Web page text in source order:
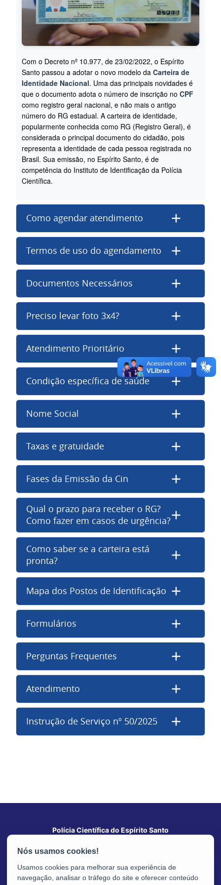
Com o Decreto nº 10.977, de 23/02/2022, o Espírito
Santo passou a adotar o novo modelo da Carteira de
Identidade Nacional. Uma das principais novidades é
que o documento adota o número de inscrição no CPF
como registro geral nacional, e não mais o antigo
número do RG estadual. A carteira de identidade,
popularmente conhecida como RG (Registro Geral), é
considerada o principal documento do cidadão, pois
representa a identidade de cada pessoa registrada no
Brasil. Sua emissão, no Espírito Santo, é de
competência do Instituto de Identificação da Polícia
Científica.
Como agendar atendimento
Termos de uso do agendamento
Documentos Necessários
Preciso levar foto 3x4?
Atendimento Prioritário
Condição específica de saúde
Nome Social
Taxas e gratuidade
Fases da Emissão da Cin
Qual o prazo para receber o RG?
Como fazer em casos de urgência?
Como saber se a carteira está
pronta?
Mapa dos Postos de Identificação
Formulários
Perguntas Frequentes
Atendimento
Instrução de Serviço nº 50/2025
Polícia Científica do Espírito Santo
Av. Nossa Sra. da Penha, 2.290 - Sta Luiza
Usamos cookies para melhorar sua experiência de
navegação, analisar o tráfego do site e oferecer conteúdo